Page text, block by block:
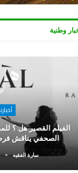
وطنية
الفيلم القصير هل ؟
الصحفي يناقش
سارة الفقيه